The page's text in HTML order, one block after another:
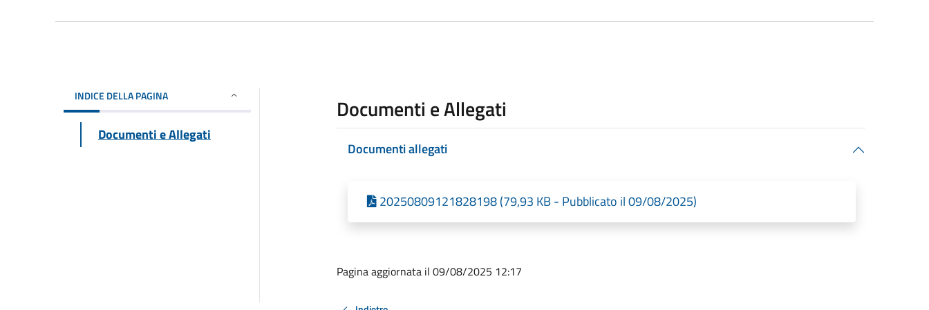
INDICE DELLA PAGINA
Documenti e Allegati
Documenti e Allegati
Documenti allegati
20250809121828198 (79,93 KB - Pubblicato il 09/08/2025)
Pagina aggiornata il 09/08/2025 12:17